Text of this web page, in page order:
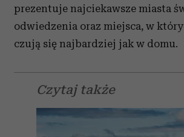
prezentuje najciekawsze miasta
odwiedzenia oraz miejsca, w
czują się najbardziej jak w domu.
Czytaj także